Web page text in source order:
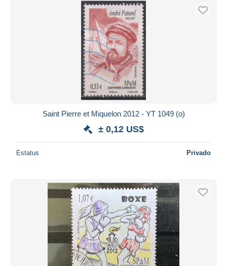
Saint Pierre et Miquelon 2012 - YT 1049 (o)
± 0,12 US$
Estatus Privado